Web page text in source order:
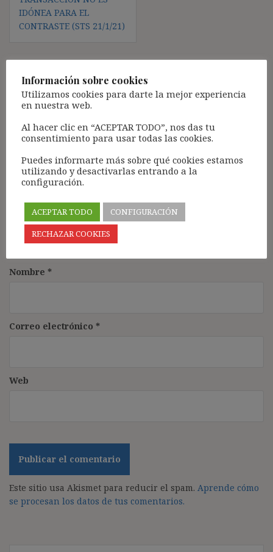
IDÓNEA PARA EL
CONTRASTE (STS 21/1/21)
Deja una respuesta
Tu dirección de correo electrónico no será publicada.
Comentario*
Nombre *
Correo electrónico *
Web
Este sitio usa Akismet para reducir el spam. Aprende cómo
se procesan los datos de tus comentarios.
Información sobre cookies
Utilizamos cookies para darte la mejor experiencia
en nuestra web.
Al hacer clic en “ACEPTAR TODO”, nos das tu
consentimiento para usar todas las cookies.
Puedes informarte más sobre qué cookies estamos
utilizando y desactivarlas entrando a la
configuración.
ACEPTAR TODO
CONFIGURACIÓN
RECHAZAR COOKIES